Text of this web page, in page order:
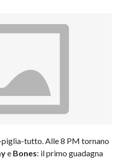
piglia-tutto. Alle 8 PM tornano
eBones: il primo guadagna